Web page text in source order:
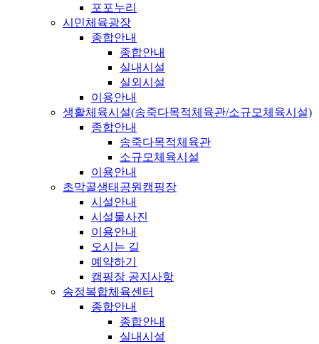
포포누리
시민체육광장
종합안내
종합안내
실내시설
실외시설
이용안내
생활체육시설(송죽다목적체육관/소규모체육시설)
종합안내
송죽다목적체육관
소규모체육시설
이용안내
초막골생태공원캠핑장
시설안내
시설물사진
이용안내
오시는 길
예약하기
캠핑장 공지사항
송정복합체육센터
종합안내
종합안내
실내시설